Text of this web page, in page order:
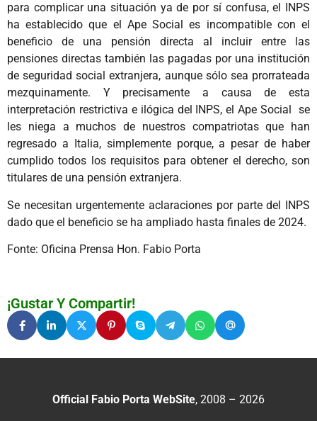
para complicar una situación ya de por sí confusa, el INPS
ha establecido que el Ape Social es incompatible con el
beneficio de una pensión directa al incluir entre las
pensiones directas también las pagadas por una institución
de seguridad social extranjera, aunque sólo sea prorrateada
mezquinamente. Y precisamente a causa de esta
interpretación restrictiva e ilógica del INPS, el Ape Social se
les niega a muchos de nuestros compatriotas que han
regresado a Italia, simplemente porque, a pesar de haber
cumplido todos los requisitos para obtener el derecho, son
titulares de una pensión extranjera.
Se necesitan urgentemente aclaraciones por parte del INPS
dado que el beneficio se ha ampliado hasta finales de 2024.
Fonte: Oficina Prensa Hon. Fabio Porta
¡Gustar Y Compartir!
Official Fabio Porta WebSite, 2008 – 2026